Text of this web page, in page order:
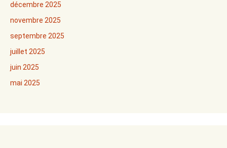
décembre 2025
novembre 2025
septembre 2025
juillet 2025
juin 2025
mai 2025